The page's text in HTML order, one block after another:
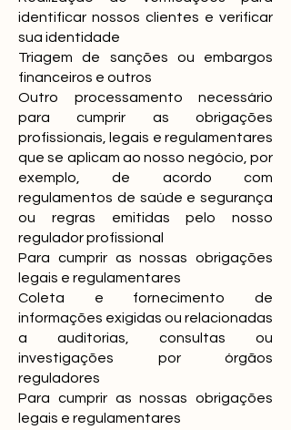
identificar nossos clientes e verificar
sua identidade
Triagem de sanções ou embargos
financeiros e outros
Outro processamento necessário
para cumprir as obrigações
profissionais, legais e regulamentares
que se aplicam ao nosso negócio, por
exemplo, de acordo com
regulamentos de saúde e segurança
ou regras emitidas pelo nosso
regulador profissional
Para cumprir as nossas obrigações
legais e regulamentares
Coleta e fornecimento de
informações exigidas ou relacionadas
a auditorias, consultas ou
investigações por órgãos
reguladores
Para cumprir as nossas obrigações
legais e regulamentares